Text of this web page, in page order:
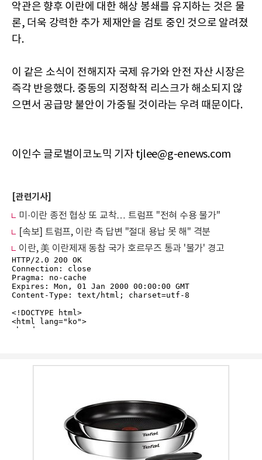
악관은 향후 이란에 대한 해상 봉쇄를 유지하는 것은 물
론, 더욱 강력한 추가 제재안을 검토 중인 것으로 알려졌
다.
이 같은 소식이 전해지자 국제 유가와 안전 자산 시장은
즉각 반응했다. 중동의 지정학적 리스크가 해소되지 않
으면서 공급망 불안이 가중될 것이라는 우려 때문이다.
이인수 글로벌이코노믹 기자 tjlee@g-enews.com
[관련기사]
미·이란 종전 협상 또 교착… 트럼프 "전혀 수용 불가"
[속보] 트럼프, 이란 측 답변 "절대 용납 못 해" 격분
이란, 美 이란제재 동참 국가 호르무즈 통과 '불가' 경고